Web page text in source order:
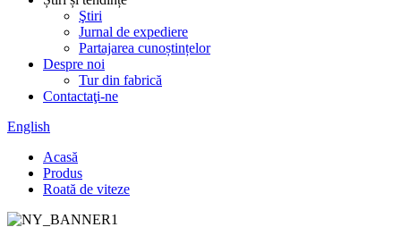
Ştiri
Jurnal de expediere
Partajarea cunoștințelor
Despre noi
Tur din fabrică
Contactaţi-ne
English
Acasă
Produs
Roată de viteze